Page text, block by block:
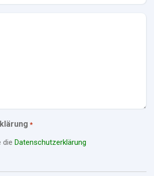
*
die Datenschutzerklärung